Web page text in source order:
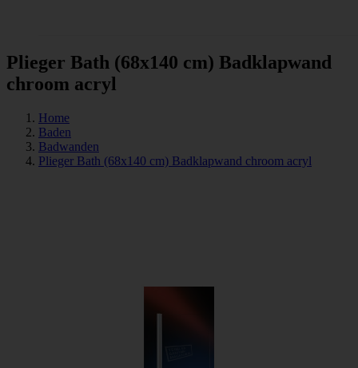
Plieger Bath (68x140 cm) Badklapwand
chroom acryl
Home
Baden
Badwanden
Plieger Bath (68x140 cm) Badklapwand chroom acryl